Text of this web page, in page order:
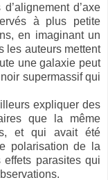
d’axe
à plus petite
en imaginant un
les auteurs mettent
une galaxie peut
supermassif qui
expliquer des
que la même
et qui avait été
polarisation de la
parasites qui